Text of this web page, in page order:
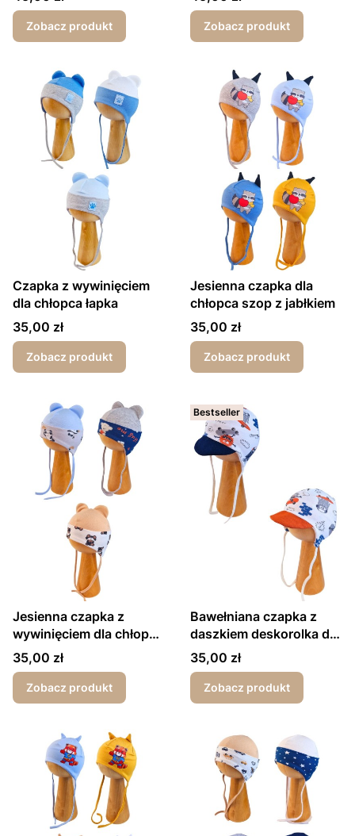
Zobacz produkt Zobacz produkt
Czapka z wywinięciem
dla chłopca łapka
Cena
35,00 zł
Zobacz produkt
Jesienna czapka dla
chłopca szop z jabłkiem
Cena
35,00 zł
Zobacz produkt
Jesienna czapka z
wywinięciem dla chłopca
misie
Cena
35,00 zł
Zobacz produkt
Bestseller
Bawełniana czapka z
daszkiem deskorolka dla
chłopca wiosna/jesień
Cena
35,00 zł
Zobacz produkt